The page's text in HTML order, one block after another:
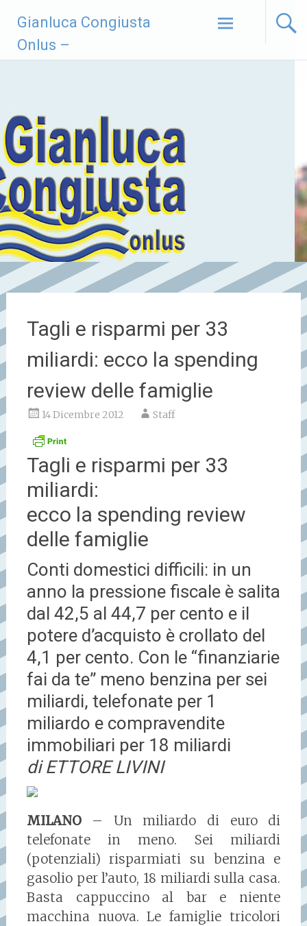
contenuto
Gianluca Congiusta
Onlus –
Tagli e risparmi per 33
miliardi: ecco la spending
review delle famiglie
14 Dicembre 2012 Staff
Tagli e risparmi per 33
miliardi:
ecco la spending review
delle famiglie
Conti domestici difficili: in un
anno la pressione fiscale è salita
dal 42,5 al 44,7 per cento e il
potere d’acquisto è crollato del
4,1 per cento. Con le “finanziarie
fai da te” meno benzina per sei
miliardi, telefonate per 1
miliardo e compravendite
immobiliari per 18 miliardi
di ETTORE LIVINI
MILANO – Un miliardo di euro di
telefonate in meno. Sei miliardi
(potenziali) risparmiati su benzina e
gasolio per l’auto, 18 miliardi sulla casa.
Basta cappuccino al bar e niente
macchina nuova. Le famiglie tricolori